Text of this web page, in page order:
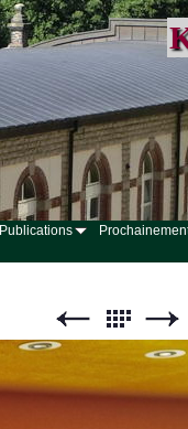
Publications